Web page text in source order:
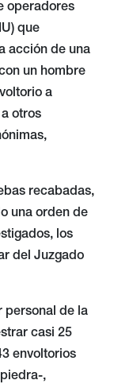
operadores
que
acción de una
un hombre
a
otros
recabadas,
una orden de
los
del Juzgado
personal de la
casi 25
envoltorios
,